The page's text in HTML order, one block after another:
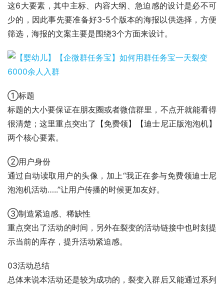
这6大要素，其中主标、内容大纲、急迫感的设计是必不可
少的，因此事先要准备好3-5个版本的海报以供选择，方便
筛选，海报的文案主要是围绕3个方面来设计。
①标题
标题的大小要保证在朋友圈或者微信群里，不点开就能看得
很清楚；这里重点突出了【免费领】【迪士尼正版泡泡机】
两个核心要素。
②用户身份
通过自动读取用户的头像，加上“我正在参与免费领迪士尼
泡泡机活动…..”让用户传播的时候更加友好。
③制造紧迫感、稀缺性
重点突出了活动的时间，另外在裂变的活动链接中也时刻提
示当前的库存，提升活动紧迫感。
03活动总结
总体来说本活动还是较为成功的，裂变入群后又能通过系列